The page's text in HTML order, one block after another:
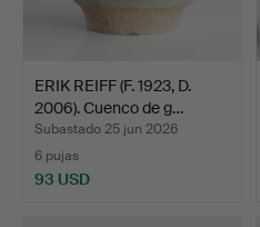
ERIK REIFF (F. 1923, D.
2006). Cuenco de g…
Subastado 25 jun 2026
6 pujas
93 USD